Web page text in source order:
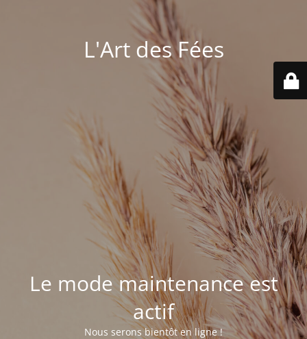
L'Art des Fées
Le mode maintenance est
actif
Nous serons bientôt en ligne !